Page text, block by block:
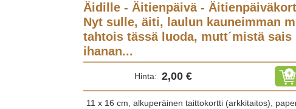
Äidille - Äitienpäivä -
Nyt sulle, äiti, laulun kauneimman
tahtois tässä luoda, mutt´mistä sais
ihanan...
Hinta: 2,00 €
11 x 16 cm, alkuperäinen taittokortti (arkkitaitos),